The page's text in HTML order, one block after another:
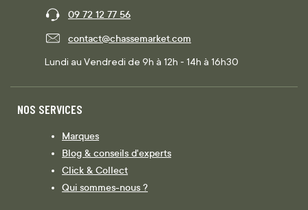
09 72 12 77 56
contact@chassemarket.com
Lundi au Vendredi de 9h à 12h - 14h à 16h30
NOS SERVICES
Marques
Blog & conseils d'experts
Click & Collect
Qui sommes-nous ?